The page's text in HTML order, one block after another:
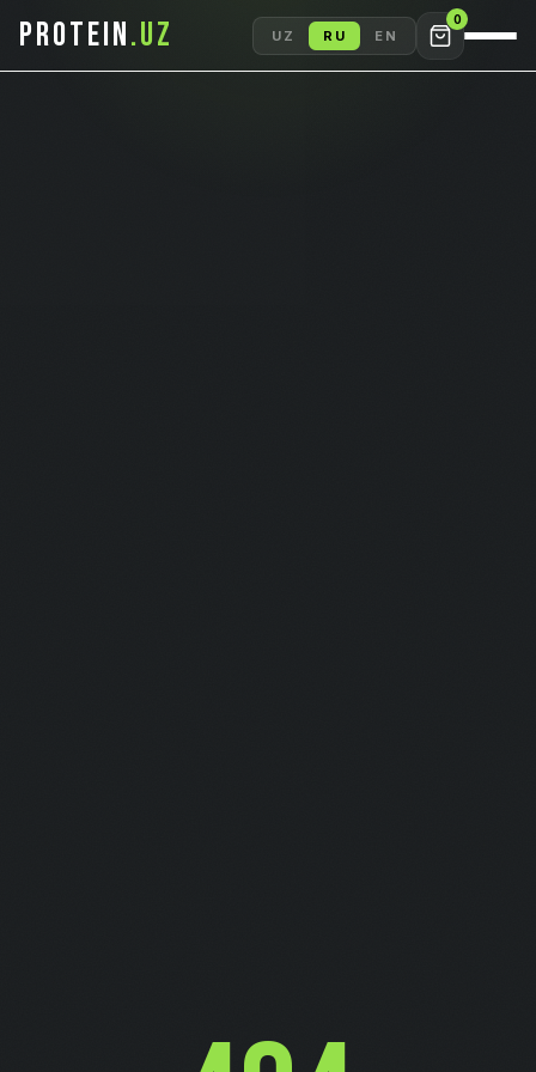
PROTEIN.UZ UZ RU EN
0